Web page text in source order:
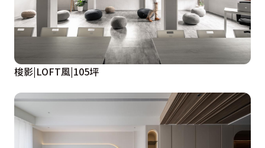
梭影|LOFT風|105坪